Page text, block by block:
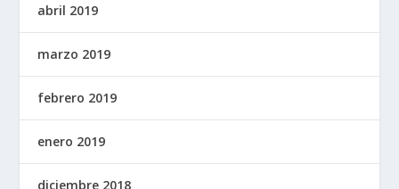
abril 2019
marzo 2019
febrero 2019
enero 2019
diciembre 2018